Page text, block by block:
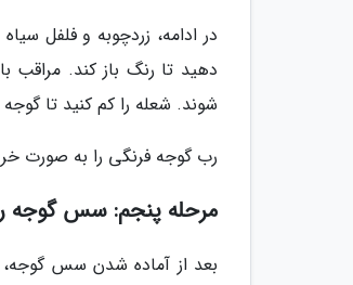
در ادامه، زردچوبه و فلفل
دهید تا رنگ باز کند. مراقب
شوند. شعله را کم کنید تا
رب گوجه فرنگی را به صورت
مرحله پنجم: سس گوجه را
بعد از آماده شدن سس گوجه،